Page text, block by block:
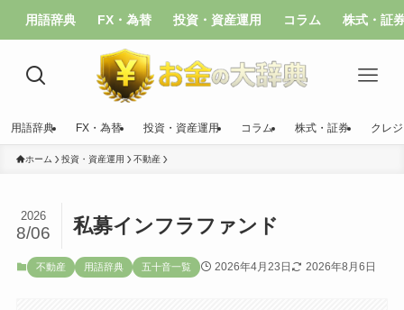
用語辞典 FX・為替 投資・資産運用 コラム 株式・証
用語辞典 FX・為替 投資・資産運用 コラム 株式・証券 クレ
ホーム 投資・資産運用 不動産
私募インフラファンド
2026
8/06
不動産 用語辞典 五十音一覧 2026年4月23日 2026年8月6日